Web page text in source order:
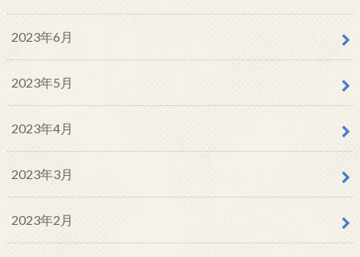
2023年6月
2023年5月
2023年4月
2023年3月
2023年2月